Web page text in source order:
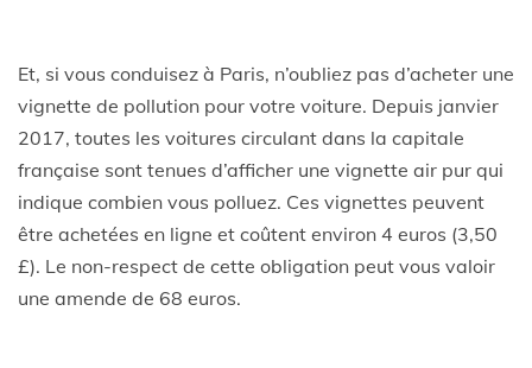
Et, si vous conduisez à Paris, n’oubliez pas d’acheter une
vignette de pollution pour votre voiture. Depuis janvier
2017, toutes les voitures circulant dans la capitale
française sont tenues d’afficher une vignette air pur qui
indique combien vous polluez. Ces vignettes peuvent
être achetées en ligne et coûtent environ 4 euros (3,50
£). Le non-respect de cette obligation peut vous valoir
une amende de 68 euros.